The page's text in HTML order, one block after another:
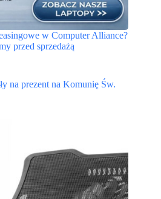
w Computer Alliance?
przed sprzedażą
na prezent na Komunię Św.